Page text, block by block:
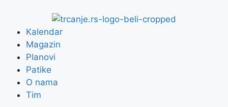
Kalendar
Magazin
Planovi
Patike
O nama
Tim